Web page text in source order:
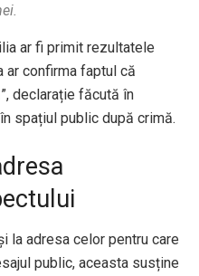
ar fi primit rezultatele
confirma faptul că
declarație făcută în
spațiul public după crimă.
la adresa celor pentru care
public, aceasta susține